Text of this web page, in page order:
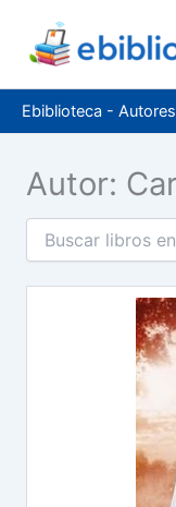
contenido
Ebiblioteca - Autores
Autor: